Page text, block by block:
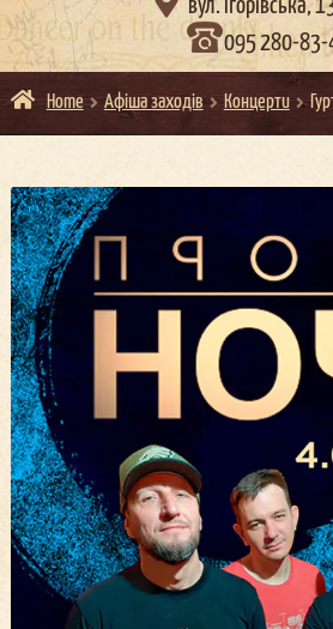
вул. Ігорівська,
095 280-83-
Home Афіша заходів Концерти